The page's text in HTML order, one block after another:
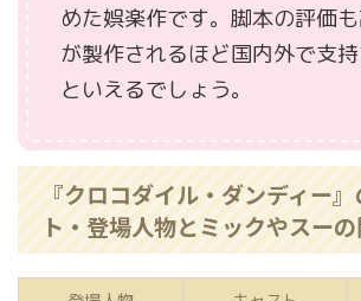
めた娯楽作です。脚本の評価
が製作されるほど国内外で支
といえるでしょう。
『クロコダイル・ダンディー
ト・登場人物とミックやスー